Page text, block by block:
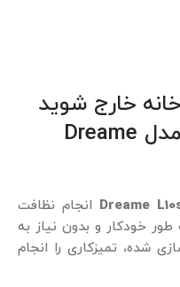
خارج شوید
جارو رباتیک شیائومی مدل Dreame
انجام نظافت
طور خودکار و بدون نیاز به
شده، تمیزکاری را انجام